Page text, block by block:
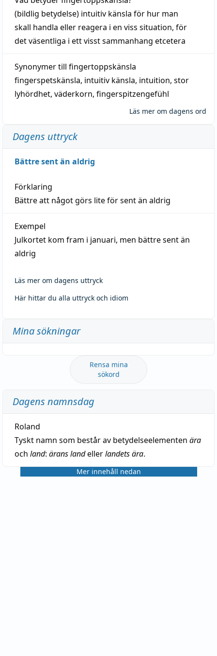
(bildlig betydelse) intuitiv känsla för hur man
skall handla eller reagera i en viss situation, för
det väsentliga i ett visstsammanhang etcetera
Synonymer till fingertoppskänsla
fingerspetskänsla, intuitiv känsla, intuition, stor
lyhördhet, väderkorn, fingerspitzengefühl
Läs mer om dagens ord
Dagens uttryck
Bättre sent än aldrig
Förklaring
Bättre att något görs lite för sent än aldrig
Exempel
Julkortet kom fram i januari, men bättre sent än
aldrig
Läs mer om dagens uttryck
Här hittar du alla uttryck och idiom
Mina sökningar
Rensa mina
sökord
Dagens namnsdag
Roland
Tyskt namn som består av betydelseelementen ära
och land: ärans landellerlandets ära.
Mer innehåll nedan